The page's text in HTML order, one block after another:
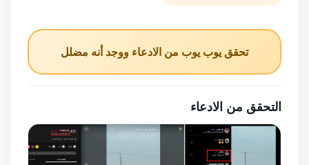
تحقق يوب يوب من الادعاء ووجد أنه مضلل
التحقق من الادعاء